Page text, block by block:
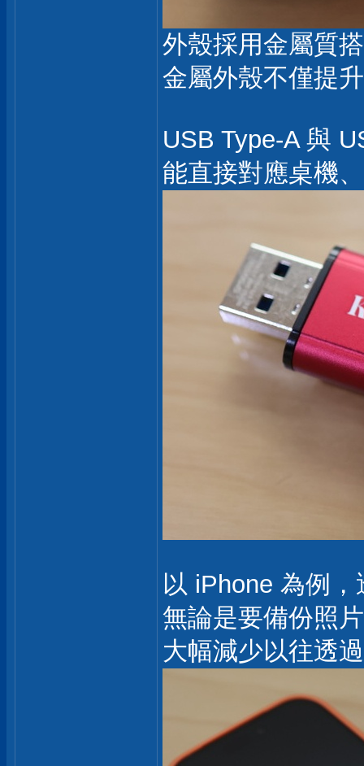
外殼採用金屬質
金屬外殼不僅提
USB Type-A 與
能直接對應桌機
以 iPhone 為例
無論是要備份照
大幅減少以往透